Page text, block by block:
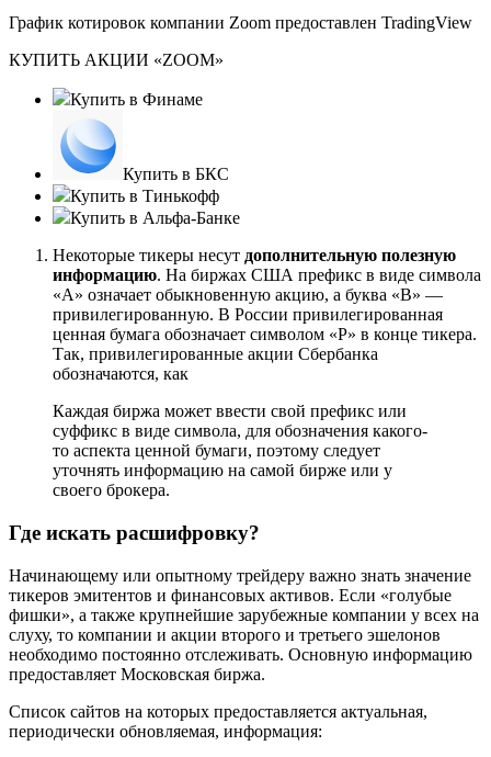
График котировок компании Zoom предоставлен TradingView
КУПИТЬ АКЦИИ «ZOOM»
Купить в Финаме
Купить в БКС
Купить в Тинькофф
Купить в Альфа-Банке
Некоторые тикеры несут дополнительную полезную
информацию. На биржах США префикс в виде символа
«А» означает обыкновенную акцию, а буква «В» —
привилегированную. В России привилегированная
ценная бумага обозначает символом «Р» в конце тикера.
Так, привилегированные акции Сбербанка
обозначаются, как
Каждая биржа может ввести свой префикс или
суффикс в виде символа, для обозначения какого-
то аспекта ценной бумаги, поэтому следует
уточнять информацию на самой бирже или у
своего брокера.
Где искать расшифровку?
Начинающему или опытному трейдеру важно знать значение
тикеров эмитентов и финансовых активов. Если «голубые
фишки», а также крупнейшие зарубежные компании у всех на
слуху, то компании и акции второго и третьего эшелонов
необходимо постоянно отслеживать. Основную информацию
предоставляет Московская биржа.
Список сайтов на которых предоставляется актуальная,
периодически обновляемая, информация: